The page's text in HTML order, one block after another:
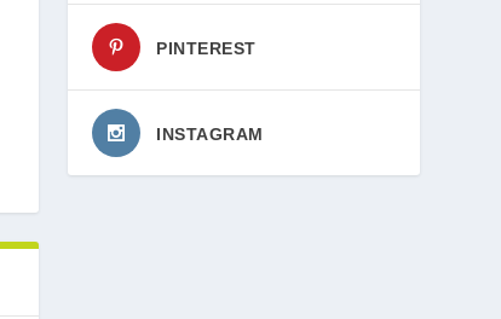
PINTEREST
INSTAGRAM